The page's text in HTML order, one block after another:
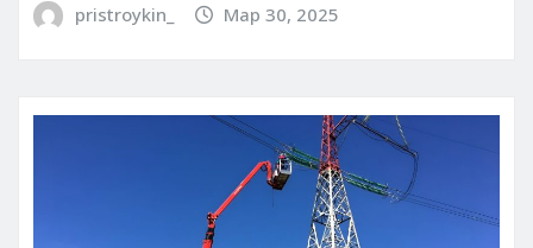
pristroykin_ Мар 30, 2025